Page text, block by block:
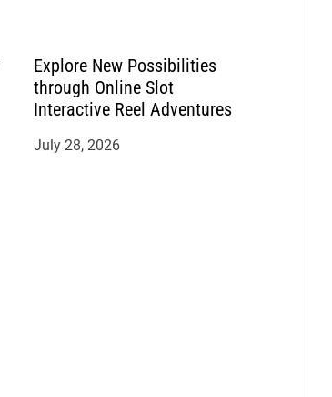
Explore New Possibilities
through Online Slot
Interactive Reel Adventures
July 28, 2026